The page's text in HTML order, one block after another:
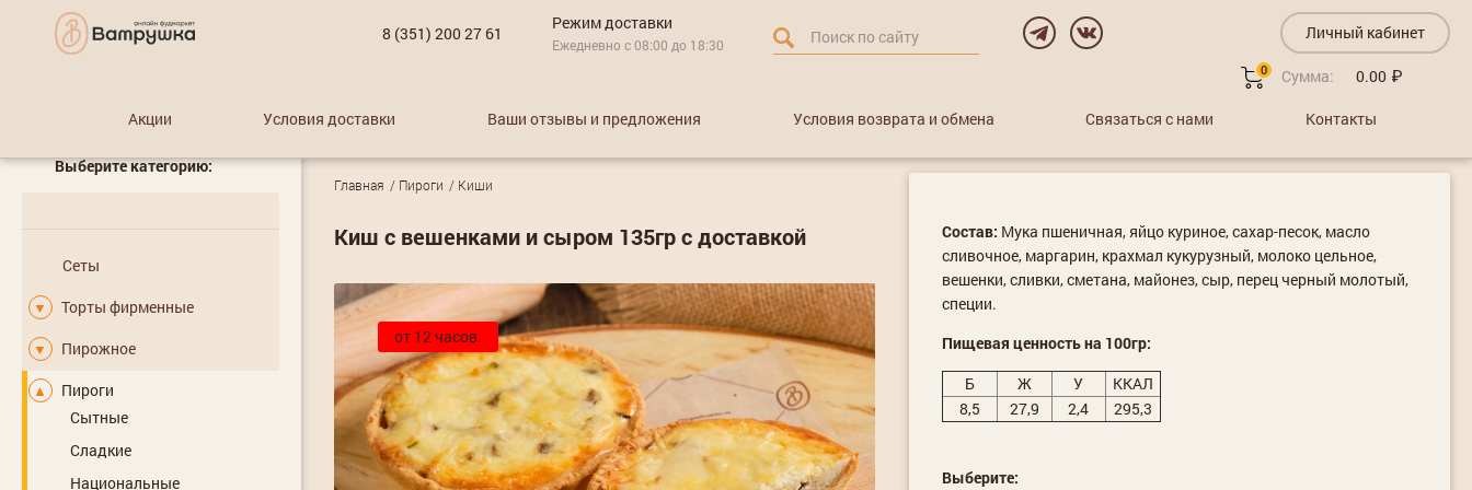
8 (351) 200 27 61
Режим доставки
Ежедневно с 08:00 до 18:30
Личный кабинет
0 Сумма: 0.00
Акции Условия доставки Ваши отзывы и предложения Условия возврата и обмена Связаться с нами Контакты
Выберите категорию:
Сеты
▼ Торты фирменные
▼ Пирожное
▲
Пироги
Сытные
Сладкие
Национальные
Главная Пироги Киши
Киш с вешенками и сыром 135гр с доставкой
от 12 часов.
Состав: Мука пшеничная, яйцо куриное, сахар-песок, масло
сливочное, маргарин, крахмал кукурузный, молоко цельное,
вешенки, сливки, сметана, майонез, сыр, перец черный молотый,
специи.
Пищевая ценность на 100гр:
Б
Ж У
ККАЛ
8,5
27,9 2,4 295,3
Выберите: